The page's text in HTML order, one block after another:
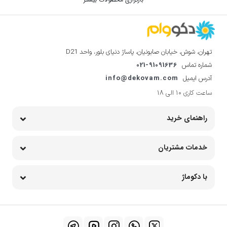
۹,۱۵۲,۰۰۰
مشاهده محصول مشاهده محصول
۷,۳۰۵,۰۰۰
مشاهده محصول
۱۳,۴۹۹,۰۰۰
مشاهده محصول